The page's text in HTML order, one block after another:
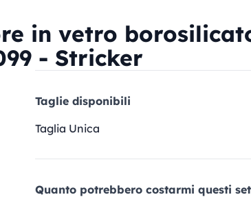
in vetro
- Stricker
Taglie disponibili
Taglia Unica
Quanto potrebbero costarmi questi